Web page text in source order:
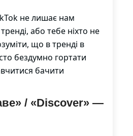
не лишає нам
або тебе ніхто не
що в тренді в
бездумно гортати
бачити
/ «Discover» —